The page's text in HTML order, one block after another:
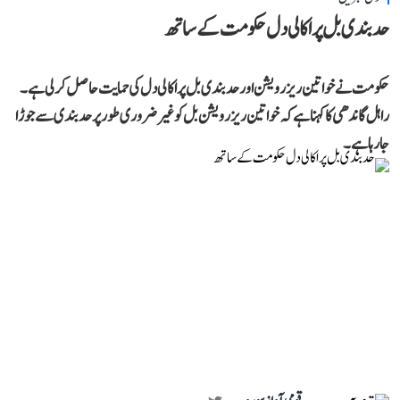
حد بندی بل پر اکالی دل حکومت کے ساتھ
حکومت نے خواتین ریزرویشن اور حد بندی بل پر اکالی دل کی حمایت حاصل کر لی ہے۔
راہل گاندھی کا کہنا ہے کہ خواتین ریزرویشن بل کو غیر ضروری طور پر حد بندی سے جوڑا
جا رہا ہے۔